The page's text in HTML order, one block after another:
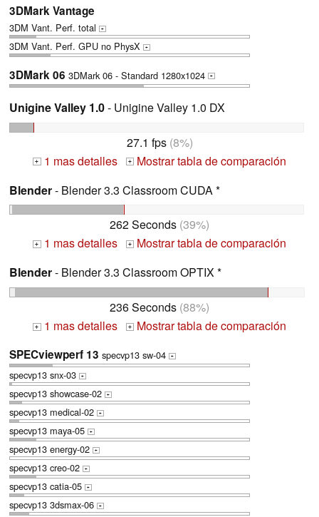
3DMark Vantage
3DM Vant. Perf. total +
3DM Vant. Perf. GPU no PhysX +
3DMark 06 3DMark 06 - Standard 1280x1024 +
Unigine Valley 1.0- Unigine Valley 1.0 DX
27.1 fps(8%)
+ 1 mas detalles +
Mostrar tabla de comparación
Blender- Blender 3.3 Classroom CUDA *
262 Seconds (39%)
+ 1 mas detalles +
Mostrar tabla de comparación
Blender- Blender 3.3 Classroom OPTIX *
236 Seconds (88%)
+ 1 mas detalles + Mostrar tabla de comparación
SPECviewperf 13 specvp13 sw-04 +
specvp13 snx-03 +
specvp13 showcase-02 +
specvp13 medical-02 +
specvp13 maya-05 +
specvp13 energy-02 +
specvp13 creo-02 +
specvp13 catia-05 +
specvp13 3dsmax-06 +